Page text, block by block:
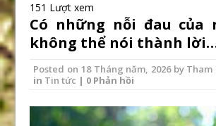
151 Lượt xem
Có những nỗi đau của
không thể nói thành
Posted on 18 Tháng năm, 2026by Tham
in Tin tức | 0 Phản hồi